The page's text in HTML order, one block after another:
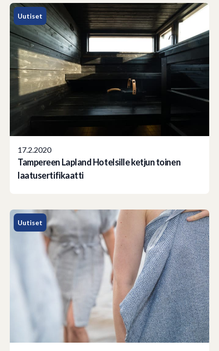
Uutiset
17.2.2020
Tampereen Lapland Hotelsille ketjun toinen
laatusertifikaatti
Uutiset